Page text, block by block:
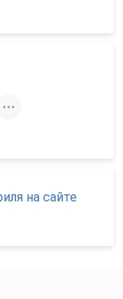
на сайте